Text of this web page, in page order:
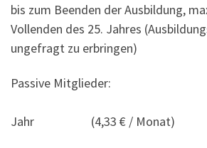
bis zum Beenden der Ausbildung,
Vollenden des 25. Jahres
ungefragt zu erbringen)
Passive Mitglieder:
52,00
Jahr (4,33 € / Monat)